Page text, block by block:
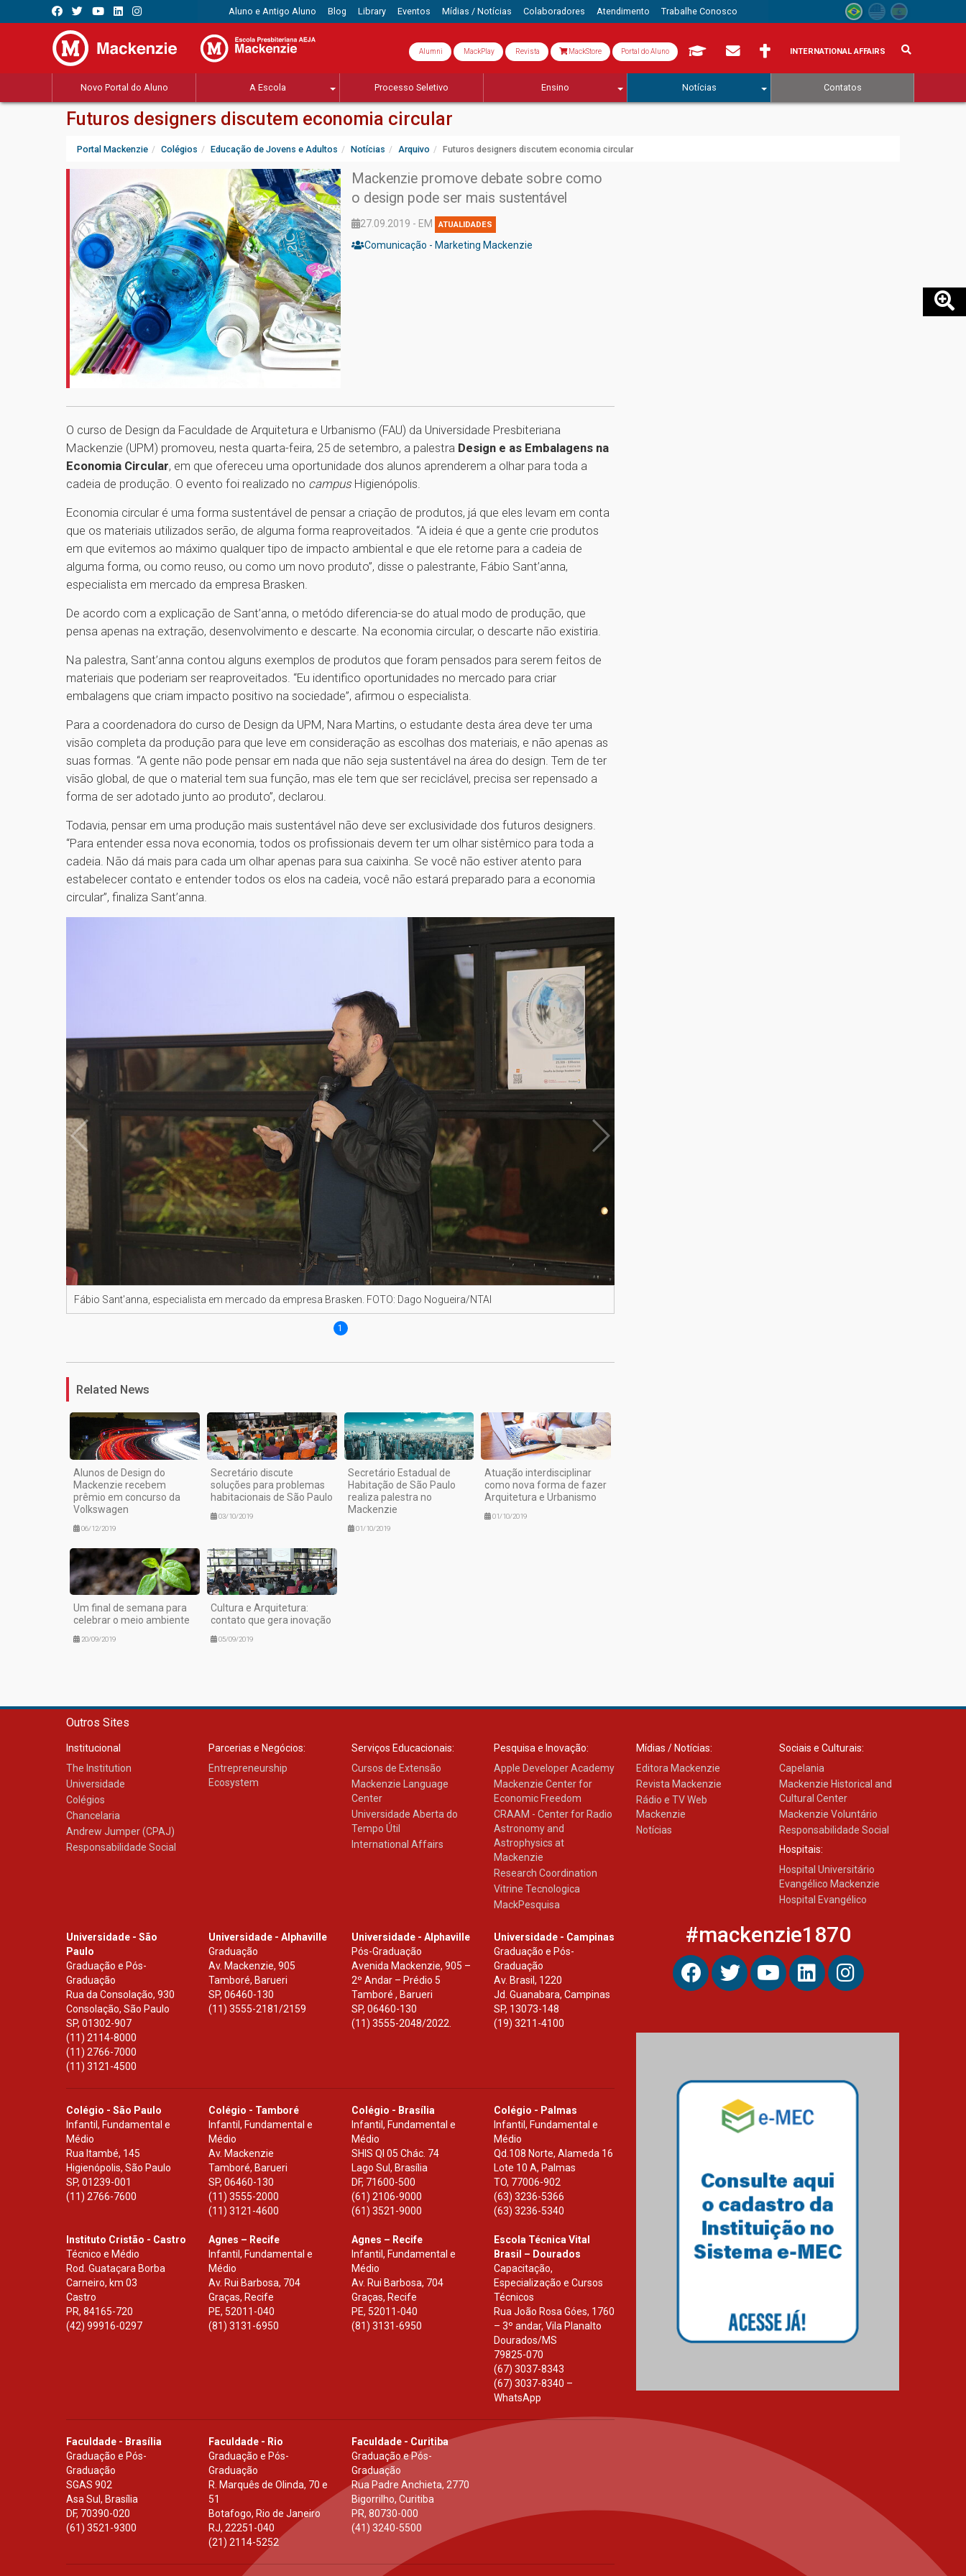
Aluno e Antigo Aluno Blog Library Eventos Mídias / Notícias Colaboradores Atendimento Trabalhe Conosco
Alumni MackPlay Revista MackStore Portal do Aluno INTERNATIONAL AFFAIRS
Novo Portal do Aluno A Escola Processo Seletivo Ensino Notícias Contatos
Futuros designers discutem economia circular
Portal Mackenzie Colégios Educação de Jovens e Adultos Notícias Arquivo Futuros designers discutem economia circular
Mackenzie promove debate sobre como
o design pode ser mais sustentável
27.09.2019 - EM ATUALIDADES
Comunicação - Marketing Mackenzie
O curso de Design da Faculdade de Arquitetura e Urbanismo (FAU) da Universidade Presbiteriana
Mackenzie (UPM) promoveu, nesta quarta-feira, 25 de setembro, a palestra Design e as Embalagens na
Economia Circular, em que ofereceu uma oportunidade dos alunos aprenderem a olhar para toda a
cadeia de produção. O evento foi realizado no campus Higienópolis.
Economia circular é uma forma sustentável de pensar a criação de produtos, já que eles levam em conta
que os materiais utilizados serão, de alguma forma reaproveitados. “A ideia é que a gente crie produtos
em que evitemos ao máximo qualquer tipo de impacto ambiental e que ele retorne para a cadeia de
alguma forma, ou como reuso, ou como um novo produto”, disse o palestrante, Fábio Sant’anna,
especialista em mercado da empresa Brasken.
De acordo com a explicação de Sant’anna, o metódo diferencia-se do atual modo de produção, que
pensa apenas na extração, desenvolvimento e descarte. Na economia circular, o descarte não existiria.
Na palestra, Sant’anna contou alguns exemplos de produtos que foram pensados para serem feitos de
materiais que poderiam ser reaproveitados. “Eu identifico oportunidades no mercado para criar
embalagens que criam impacto positivo na sociedade”, afirmou o especialista.
Para a coordenadora do curso de Design da UPM, Nara Martins, o estudante desta área deve ter uma
visão completa da produção para que leve em consideração as escolhas dos materiais, e não apenas as
suas formas. “A gente não pode pensar em nada que não seja sustentável na área do design. Tem de ter
visão global, de que o material tem sua função, mas ele tem que ser reciclável, precisa ser repensado a
forma de ser adotado junto ao produto”, declarou.
Todavia, pensar em uma produção mais sustentável não deve ser exclusividade dos futuros designers.
“Para entender essa nova economia, todos os profissionais devem ter um olhar sistêmico para toda a
cadeia. Não dá mais para cada um olhar apenas para sua caixinha. Se você não estiver atento para
estabelecer contato e entender todos os elos na cadeia, você não estará preparado para a economia
circular”, finaliza Sant’anna.
Fábio Sant'anna, especialista em mercado da empresa Brasken. FOTO: Dago Nogueira/NTAI
1
Related News
Alunos de Design do
Mackenzie recebem
prêmio em concurso da
Volkswagen
06/12/2019
Secretário discute
soluções para problemas
habitacionais de São Paulo
03/10/2019
Secretário Estadual de
Habitação de São Paulo
realiza palestra no
Mackenzie
01/10/2019
Atuação interdisciplinar
como nova forma de fazer
Arquitetura e Urbanismo
01/10/2019
Um final de semana para
celebrar o meio ambiente
20/09/2019
Cultura e Arquitetura:
contato que gera inovação
05/09/2019
Outros Sites
Institucional
The Institution
Universidade
Colégios
Chancelaria
Andrew Jumper (CPAJ)
Responsabilidade Social
Parcerias e Negócios:
Entrepreneurship
Ecosystem
Serviços Educacionais:
Cursos de Extensão
Mackenzie Language
Center
Universidade Aberta do
Tempo Útil
International Affairs
Pesquisa e Inovação:
Apple Developer Academy
Mackenzie Center for
Economic Freedom
CRAAM - Center for Radio
Astronomy and
Astrophysics at
Mackenzie
Research Coordination
Vitrine Tecnologica
MackPesquisa
Mídias / Notícias:
Editora Mackenzie
Revista Mackenzie
Rádio e TV Web
Mackenzie
Notícias
Sociais e Culturais:
Capelania
Mackenzie Historical and
Cultural Center
Mackenzie Voluntário
Responsabilidade Social
Hospitais:
Hospital Universitário
Evangélico Mackenzie
Hospital Evangélico
Universidade - São
Paulo
Graduação e Pós-
Graduação
Rua da Consolação, 930
Consolação, São Paulo
SP, 01302-907
(11) 2114-8000
(11) 2766-7000
(11) 3121-4500
Universidade - Alphaville
Graduação
Av. Mackenzie, 905
Tamboré, Barueri
SP,06460-130
(11) 3555-2181/2159
Universidade - Alphaville
Pós-Graduação
Avenida Mackenzie, 905 –
2º Andar – Prédio 5
Tamboré , Barueri
SP, 06460-130
(11) 3555-2048/2022.
Universidade - Campinas
Graduação e Pós-
Graduação
Av. Brasil, 1220
Jd. Guanabara, Campinas
SP, 13073-148
(19) 3211-4100
Colégio - São Paulo
Infantil, Fundamental e
Médio
Rua Itambé, 145
Higienópolis, São Paulo
SP, 01239-001
(11) 2766-7600
Colégio - Tamboré
Infantil, Fundamental e
Médio
Av. Mackenzie
Tamboré, Barueri
SP,06460-130
(11) 3555-2000
(11) 3121-4600
Colégio - Brasília
Infantil, Fundamental e
Médio
SHIS Ql 05 Chác. 74
Lago Sul, Brasília
DF, 71600-500
(61) 2106-9000
(61) 3521-9000
Colégio - Palmas
Infantil, Fundamental e
Médio
Qd.108 Norte, Alameda 16
Lote 10 A, Palmas
TO, 77006-902
(63) 3236-5366
(63) 3236-5340
Instituto Cristão - Castro
Técnico e Médio
Rod. Guataçara Borba
Carneiro, km 03
Castro
PR, 84165-720
(42) 99916-0297
Agnes – Recife
Infantil, Fundamental e
Médio
Av. Rui Barbosa, 704
Graças, Recife
PE, 52011-040
(81) 3131-6950
Agnes – Recife
Infantil, Fundamental e
Médio
Av. Rui Barbosa, 704
Graças, Recife
PE, 52011-040
(81) 3131-6950
Escola Técnica Vital
Brasil – Dourados
Capacitação,
Especialização e Cursos
Técnicos
Rua João Rosa Góes, 1760
– 3º andar, Vila Planalto
Dourados/MS
79825-070
(67) 3037-8343
(67) 3037-8340 –
WhatsApp
Faculdade - Brasília
Graduação e Pós-
Graduação
SGAS 902
Asa Sul, Brasília
DF, 70390-020
(61) 3521-9300
Faculdade - Rio
Graduação e Pós-
Graduação
R. Marquês de Olinda, 70 e
51
Botafogo, Rio de Janeiro
RJ,22251-040
(21) 2114-5252
Faculdade - Curitiba
Graduação e Pós-
Graduação
Rua Padre Anchieta, 2770
Bigorrilho, Curitiba
PR, 80730-000
(41) 3240-5500
#mackenzie1870